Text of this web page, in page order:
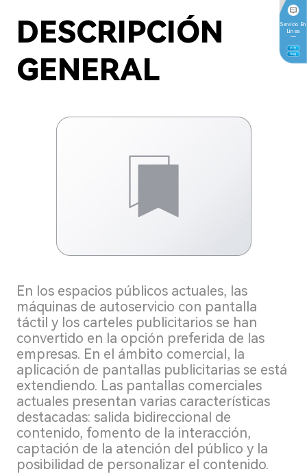
DESCRIPCIÓN
GENERAL
En los espacios públicos actuales, las
máquinas de autoservicio con pantalla
táctil y los carteles publicitarios se han
convertido en la opción preferida de las
empresas. En el ámbito comercial, la
aplicación de pantallas publicitarias se está
extendiendo. Las pantallas comerciales
actuales presentan varias características
destacadas: salida bidireccional de
contenido, fomento de la interacción,
captación de la atención del público y la
posibilidad de personalizar el contenido.
Servicio En
Línea
9TH
Aug